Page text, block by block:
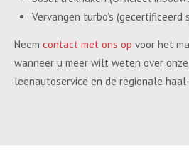
Vervangen turbo’s (gecertificeerd
Neem contact met ons op voor het
wanneer u meer wilt weten over
leenautoservice en de regionale